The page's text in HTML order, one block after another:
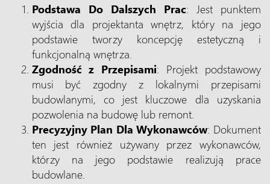
Podstawa Do Dalszych Prac: Jest punktem
wyjścia dla projektanta wnętrz, który na jego
podstawie tworzy koncepcję estetyczną i
funkcjonalną wnętrza.
Zgodność z Przepisami: Projekt podstawowy
musi być zgodny z lokalnymi przepisami
budowlanymi, co jest kluczowe dla uzyskania
pozwolenia na budowę lub remont.
Precyzyjny Plan Dla Wykonawców: Dokument
ten jest również używany przez wykonawców,
którzy na jego podstawie realizują prace
budowlane.